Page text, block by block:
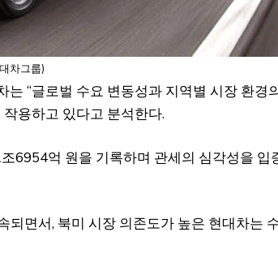
차그룹)
“글로벌 수요 변동성과 지역별 시장 환경
용하고 있다고 분석한다.
6954억 원을 기록하며 관세의 심각성을 입
면서, 북미 시장 의존도가 높은 현대차는